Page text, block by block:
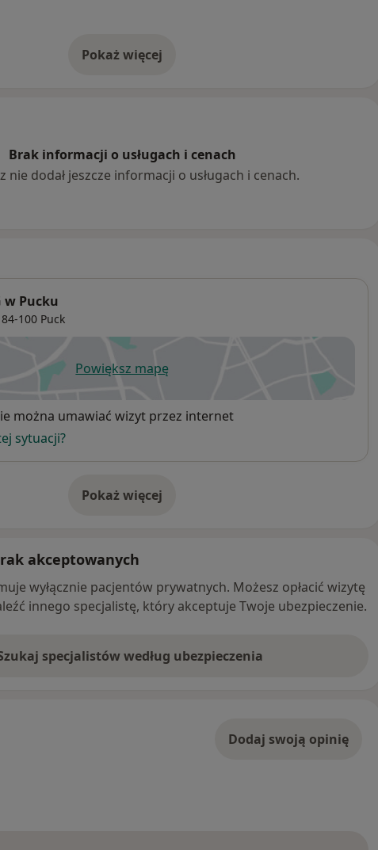
obecnej pełni funkcję kierownika Zakładu Radiologii w
Pokaż więcejo doświadczeniu
Brak informacji o usługach i cenach
nie dodał jeszcze informacji o usługach i cenach.
w Pucku
84-100 Puck
Powiększ mapęotwiera się w nowej karcie
można umawiać wizyt przez internet
sytuacji?
Pokaż więcej
o adresie
akceptowanych
wyłącznie pacjentów prywatnych. Możesz opłacić wizytę
innego specjalistę, który akceptuje Twoje ubezpieczenie.
specjalistów według ubezpieczenia
Dodaj swoją opinię